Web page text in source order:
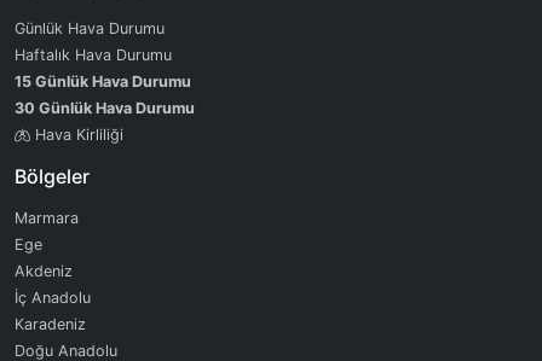
Günlük Hava Durumu
Haftalık Hava Durumu
15 Günlük Hava Durumu
30 Günlük Hava Durumu
Hava Kirliliği
Bölgeler
Marmara
Ege
Akdeniz
İç Anadolu
Karadeniz
Doğu Anadolu